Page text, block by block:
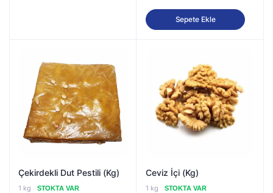
950,00₺.fiyat:
900,00₺.
Sepete Ekle
Çekirdekli Dut Pestili (Kg)
1 kg STOKTA VAR
Ceviz İçi (Kg)
1 kg STOKTA VAR